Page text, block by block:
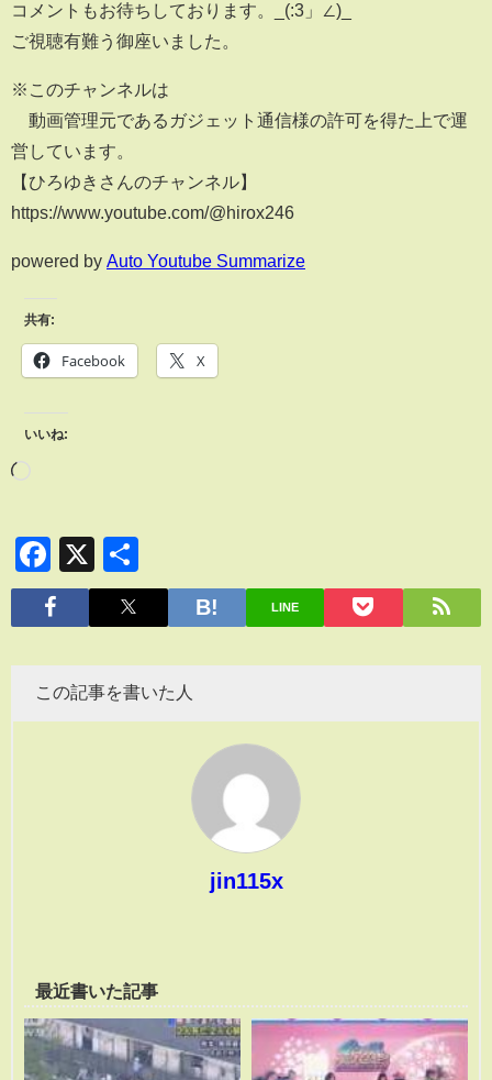
コメントもお待ちしております。_(:3」∠)_
ご視聴有難う御座いました。
※このチャンネルは
動画管理元であるガジェット通信様の許可を得た上で運
営しています。
【ひろゆきさんのチャンネル】
https://www.youtube.com/@hirox246
powered by Auto Youtube Summarize
共有:
Facebook X
いいね:
Facebook
X
有
LINE
この記事を書いた人
jin115x
最近書いた記事